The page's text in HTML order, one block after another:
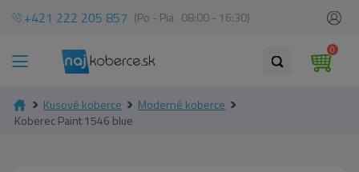
+421 222 205 857 (Po - Pia 08:00 - 16:30)
0
Kusové koberce
Moderné koberce
Koberec Paint 1546 blue